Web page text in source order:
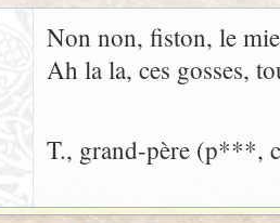
Non non, fiston, le
Ah la la, ces gosses,
T., grand-père (p***,